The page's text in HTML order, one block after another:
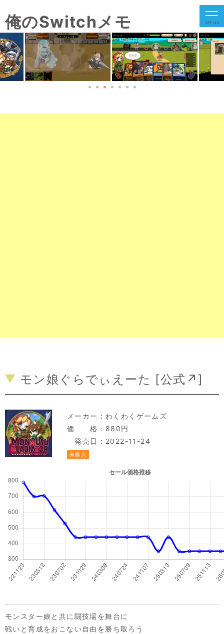
俺のSwitchメモ MENU
モン娘ぐらでぃえーた [公式↗]
メーカー： わくわくゲームズ
価 格：880円
発売日：2022-11-24
未購入
モンスター娘と共に闘技場を舞台に
戦いと育成をおこない自由を勝ち取ろう